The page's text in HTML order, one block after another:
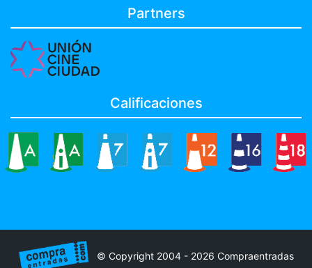
Partners
Calificaciones
© Copyright 2004 - 2026 Compraentradas